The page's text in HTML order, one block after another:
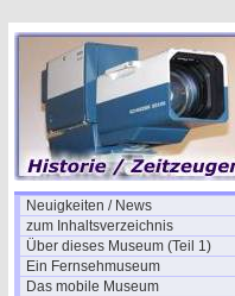
Neuigkeiten / News
zum Inhaltsverzeichnis
Über dieses Museum (Teil 1)
Ein Fernsehmuseum
Das mobile Museum